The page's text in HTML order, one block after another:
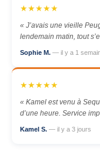
★★★★★
« J’avais une vieille
lendemain matin, tout
Sophie M. — il y a 1
★★★★★
« Kamel est venu à
d’une heure. Service
Kamel S. — il y a 3 jours